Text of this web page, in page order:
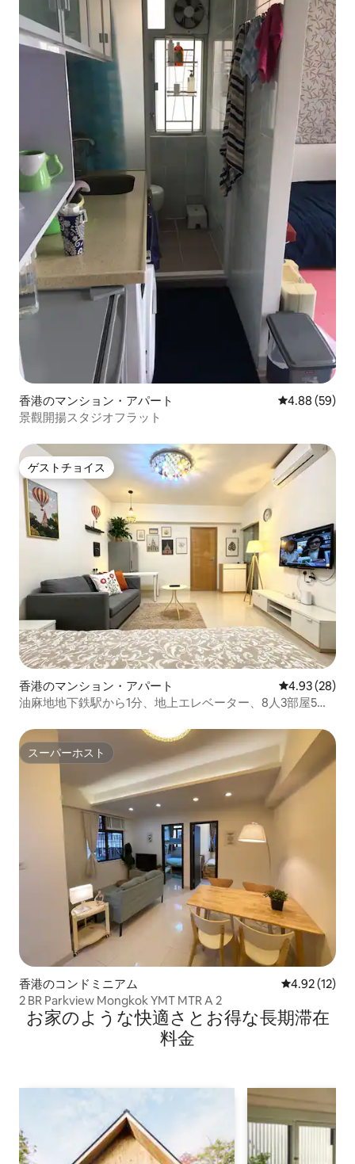
香港のマンション・アパート レビュー59
4.88 (59)
景觀開揚スタジオフラット
ゲストチョイス
ゲストチョイス
香港のマンション・アパート レビュー28
4.93 (28)
油麻地地下鉄駅から1分、地上エレベーター、8人3部屋5ダ
スーパーホスト
スーパーホスト
香港のコンドミニアム レビュー12
4.92 (12)
2 BR Parkview Mongkok YMT MTR A 2
お家のような快⁠適⁠さ⁠とお⁠得⁠な長⁠期⁠滞⁠在
料⁠金